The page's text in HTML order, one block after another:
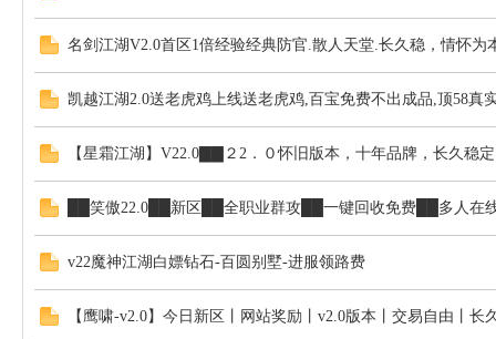
发
名剑江湖V2.0首区1倍经验经典防官.散人天堂.长久稳，情怀为
凯越江湖2.0送老虎鸡上线送老虎鸡,百宝免费不出成品,顶58真
【星霜江湖】V22.0▇▇２2．０怀旧版本，十年品牌，长久
██笑傲22.0██新区██全职业群攻██一键回收免费██多人在
v22魔神江湖白嫖钻石-百圆别墅-进服领路费
【鹰啸-v2.0】今日新区丨网站奖励丨v2.0版本丨交易自由丨长